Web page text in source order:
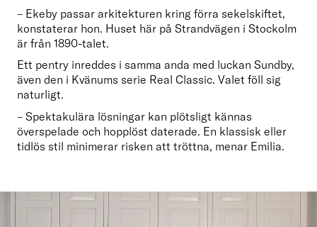
– Ekeby passar arkitekturen kring förra sekelskiftet,
konstaterar hon. Huset här på Strandvägen i Stockolm
är från 1890-talet.
Ett pentry inreddes i samma anda med luckan Sundby,
även den i Kvänums serie Real Classic. Valet föll sig
naturligt.
– Spektakulära lösningar kan plötsligt kännas
överspelade och hopplöst daterade. En klassisk eller
tidlös stil minimerar risken att tröttna, menar Emilia.